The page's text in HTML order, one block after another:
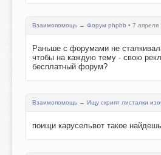
Взаимопомощь → Форум phpbb • 7 апреля
Раньше с форумами не
чтобы на каждую тему - свою
бесплатный форум?
Взаимопомощь → Ищу скрипт листалки
поищи карусельвот такое